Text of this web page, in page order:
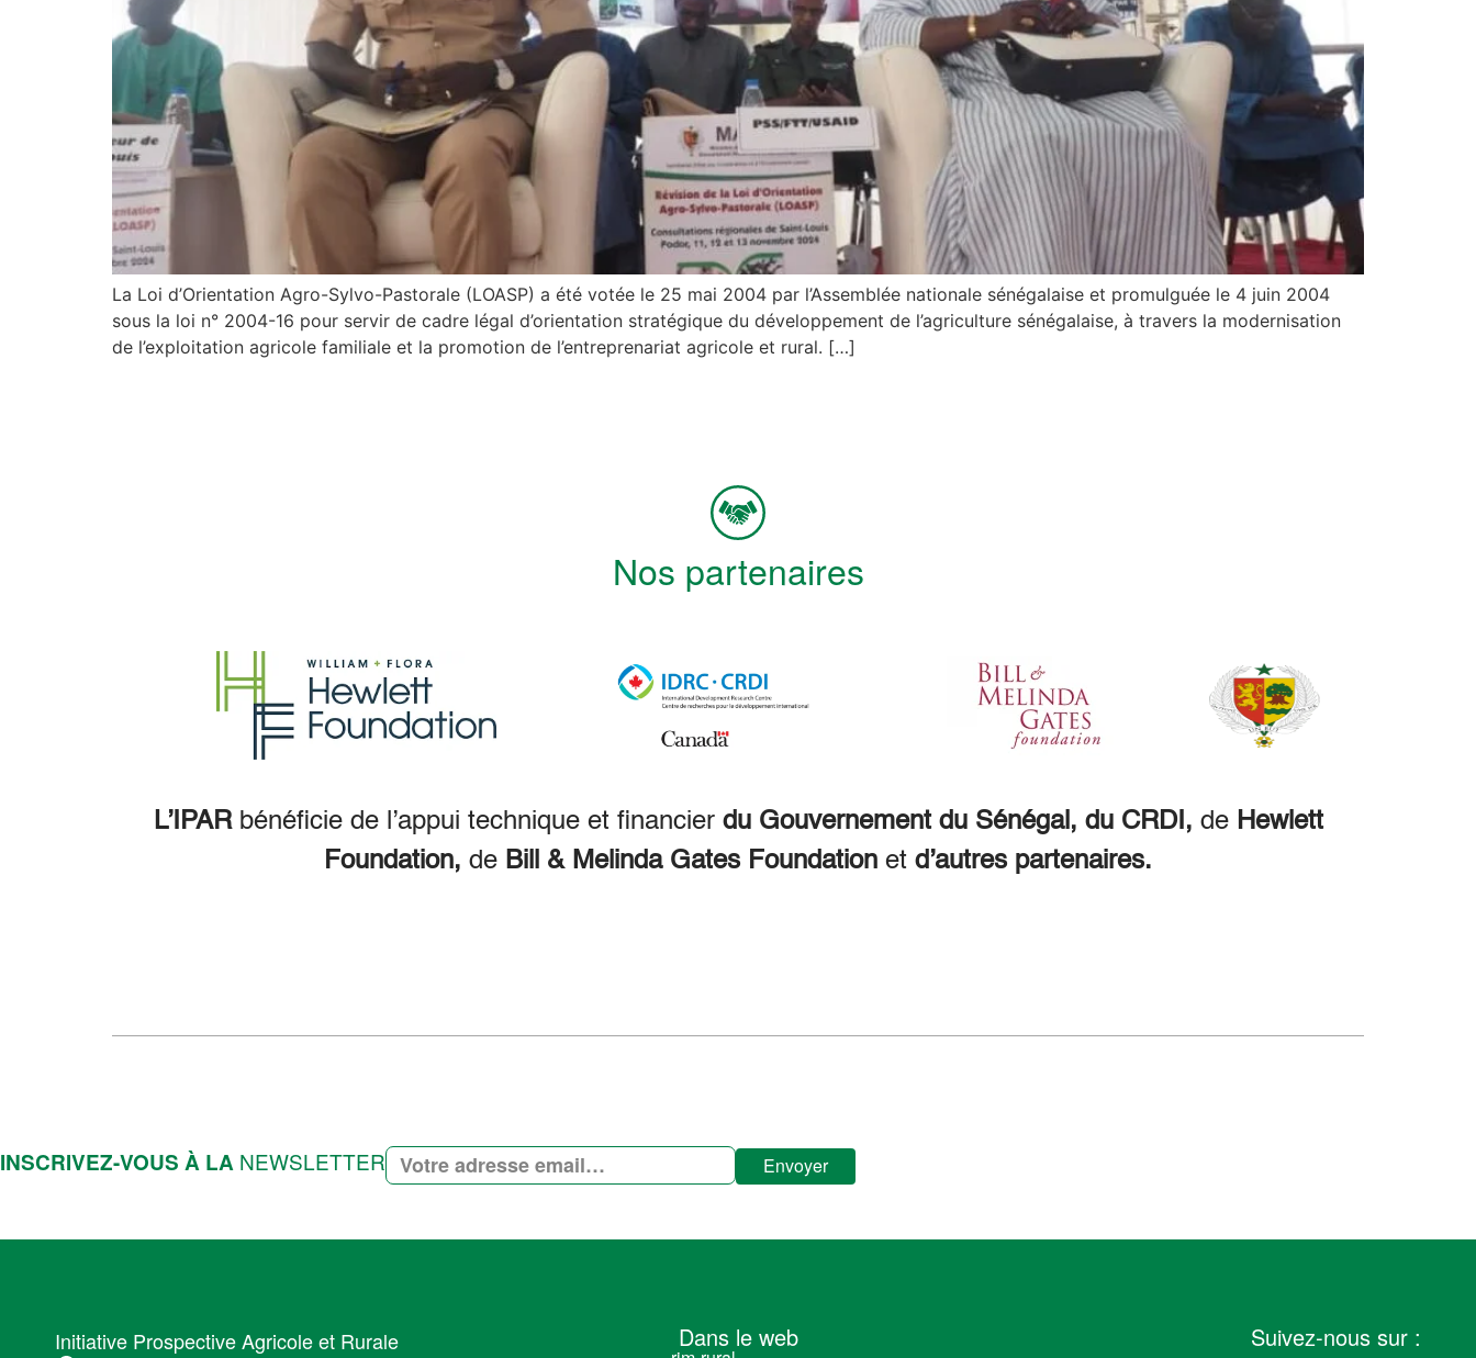
La Loi d’Orientation Agro-Sylvo-Pastorale (LOASP) a été votée le 25 mai 2004 par l’Assemblée nationale sénégalaise et promulguée le 4 juin 2004
sous la loi n° 2004-16 pour servir de cadre légal d’orientation stratégique du développement de l’agriculture sénégalaise, à travers la modernisation
de l’exploitation agricole familiale et la promotion de l’entreprenariat agricole et rural. […]
Nos partenaires
L’IPARbénéficie de l’appui technique et financier du Gouvernement du Sénégal, du CRDI, de Hewlett
Foundation, de Bill & Melinda Gates Foundation et d’autres partenaires.
INSCRIVEZ-VOUS À LA NEWSLETTER Envoyer
Initiative Prospective Agricole et Rurale Dans le web Suivez-nous sur :